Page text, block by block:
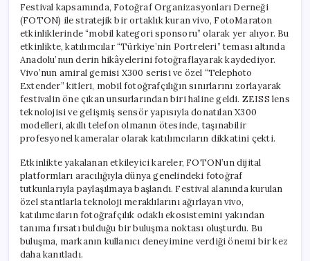
Festival kapsamında, Fotoğraf Organizasyonları Derneği
(FOTON) ile stratejik bir ortaklık kuran vivo, FotoMaraton
etkinliklerinde “mobil kategori sponsoru” olarak yer alıyor. Bu
etkinlikte, katılımcılar “Türkiye’nin Portreleri” teması altında
Anadolu’nun derin hikâyelerini fotoğraflayarak kaydediyor.
Vivo’nun amiral gemisi X300 serisi ve özel “Telephoto
Extender” kitleri, mobil fotoğrafçılığın sınırlarını zorlayarak
festivalin öne çıkan unsurlarından biri haline geldi. ZEISS lens
teknolojisi ve gelişmiş sensör yapısıyla donatılan X300
modelleri, akıllı telefon olmanın ötesinde, taşınabilir
profesyonel kameralar olarak katılımcıların dikkatini çekti.
Etkinlikte yakalanan etkileyici kareler, FOTON’un dijital
platformları aracılığıyla dünya genelindeki fotoğraf
tutkunlarıyla paylaşılmaya başlandı. Festival alanında kurulan
özel stantlarla teknoloji meraklılarını ağırlayan vivo,
katılımcıların fotoğrafçılık odaklı ekosistemini yakından
tanıma fırsatı bulduğu bir buluşma noktası oluşturdu. Bu
buluşma, markanın kullanıcı deneyimine verdiği önemi bir kez
daha kanıtladı.